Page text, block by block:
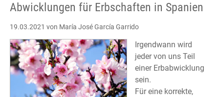
Abwicklungen für Erbschaften in Spanien
19.03.2021 von María José García Garrido
Irgendwann wird
jeder von uns Teil
einer Erbabwicklung
sein.
Für eine korrekte,